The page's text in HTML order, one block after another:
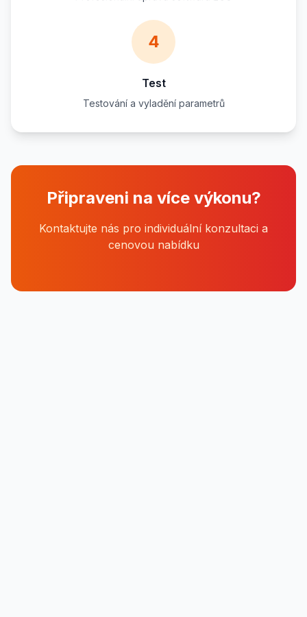
4
Test
Testování a vyladění parametrů
Připraveni na více výkonu?
Kontaktujte nás pro individuální konzultaci a
cenovou nabídku